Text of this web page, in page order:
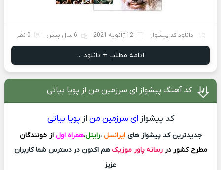
دانلود کد پیشواز 12 ژانویه 2021 6 سال پیش 0 نظر
ادامه مطلب + دانلود ...
کد آهنگ پیشواز ای سرزمین من از پویا بیاتی
کد پیشواز ای سرزمین من از پویا بیاتی
جدیدترین کد پیشواز هایایرانسل ،رایتل،همراه اول از خونندگان
مطرح کشور دررسانه پاور موزیک هم اکنون در دسترس شما کاربران
عزیز